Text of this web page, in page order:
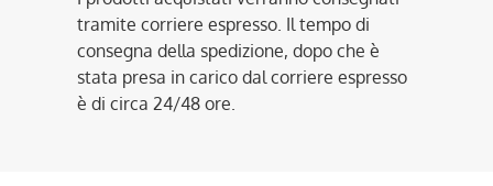
tramite corriere espresso. Il tempo di
consegna della spedizione, dopo che è
stata presa in carico dal corriere espresso
è di circa 24/48 ore.